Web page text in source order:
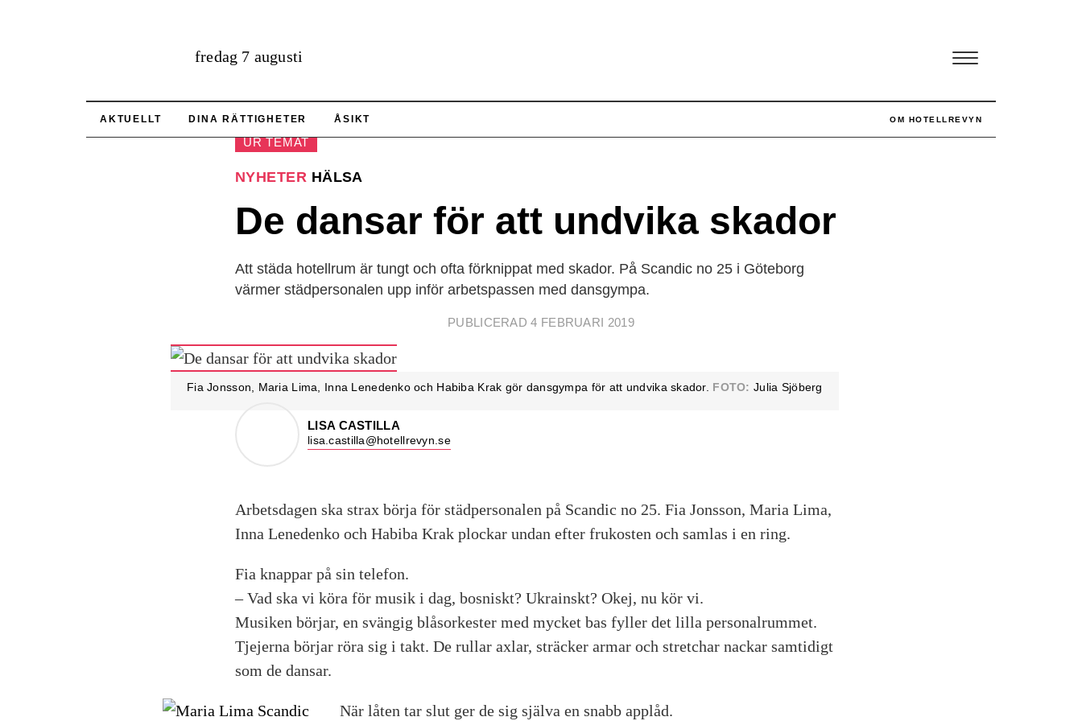
fredag 7 augusti
AKTUELLT DINA RÄTTIGHETER ÅSIKT OM HOTELLREVYN
UR TEMAT
NYHETER HÄLSA
De dansar för att undvika skador
Att städa hotellrum är tungt och ofta förknippat med skador. På Scandic no 25 i Göteborg
värmer städpersonalen upp inför arbetspassen med dansgympa.
PUBLICERAD 4 FEBRUARI 2019
Fia Jonsson, Maria Lima, Inna Lenedenko och Habiba Krak gör dansgympa för att undvika skador. FOTO: Julia Sjöberg
LISA CASTILLA
lisa.castilla@hotellrevyn.se
Arbetsdagen ska strax börja för städpersonalen på Scandic no 25. Fia Jonsson, Maria Lima,
Inna Lenedenko och Habiba Krak plockar undan efter frukosten och samlas i en ring.
Fia knappar på sin telefon.
– Vad ska vi köra för musik i dag, bosniskt? Ukrainskt? Okej, nu kör vi.
Musiken börjar, en svängig blåsorkester med mycket bas fyller det lilla personalrummet.
Tjejerna börjar röra sig i takt. De rullar axlar, sträcker armar och stretchar nackar samtidigt
som de dansar.
När låten tar slut ger de sig själva en snabb applåd.